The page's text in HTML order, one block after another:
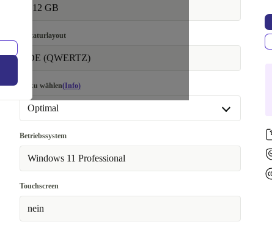
512 GB
Tastaturlayout
DE (QWERTZ)
Akku wählen(Info)
Optimal
Optimal
Neu
Betriebssystem
Windows 11 Professional
Touchscreen
nein